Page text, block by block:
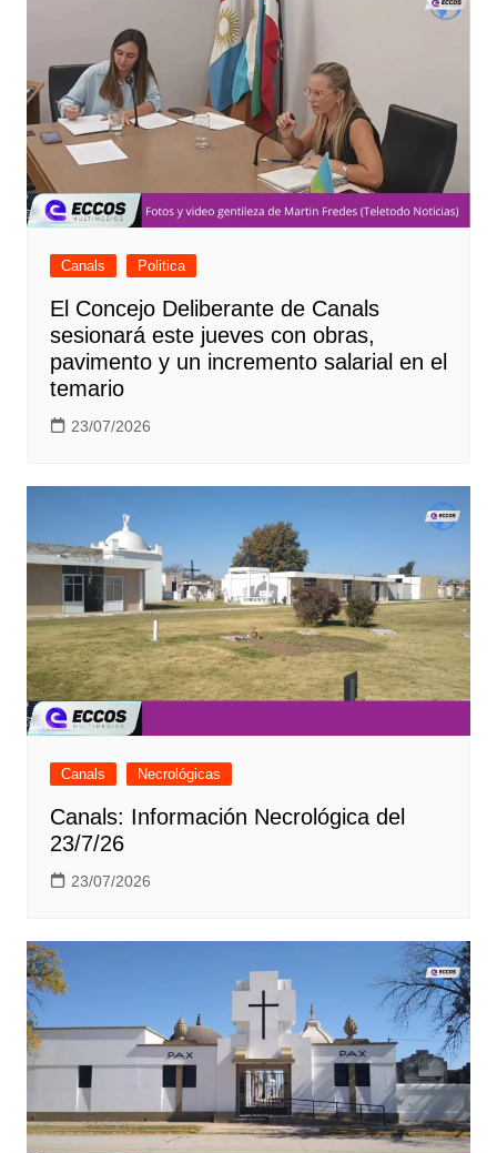
Canals Politica
El Concejo Deliberante de Canals
sesionará este jueves con obras,
pavimento y un incremento salarial en el
temario
23/07/2026
Canals Necrológicas
Canals: Información Necrológica del
23/7/26
23/07/2026